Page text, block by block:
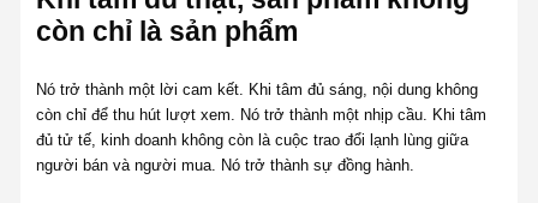
còn chỉ là sản phẩm
Nó trở thành một lời cam kết. Khi tâm đủ sáng, nội dung không
còn chỉ để thu hút lượt xem. Nó trở thành một nhịp cầu. Khi tâm
đủ tử tế, kinh doanh không còn là cuộc trao đổi lạnh lùng giữa
người bán và người mua. Nó trở thành sự đồng hành.